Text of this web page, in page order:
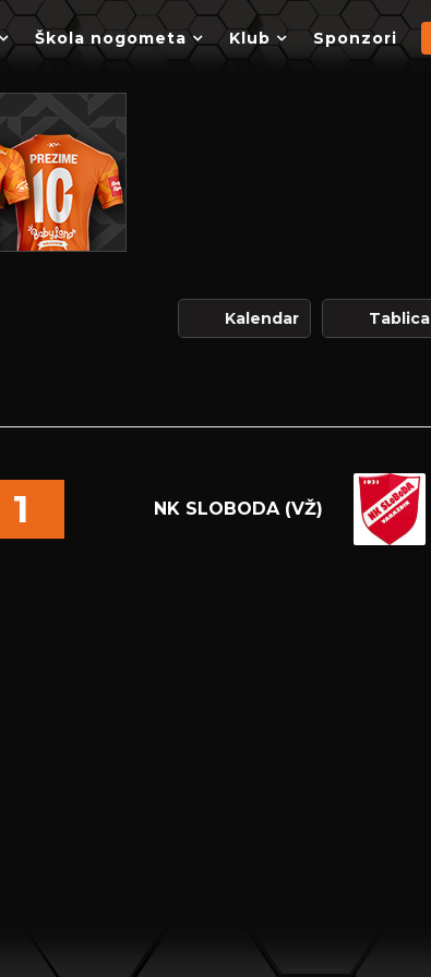
Škola nogometa Klub Sponzori
Kalendar Tablica
NK SLOBODA (VŽ)
1